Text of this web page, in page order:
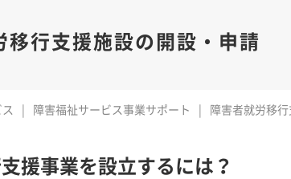
移行支援施設の開設・申請
障害福祉サービス事業サポート 障害者就労移
援事業を設立するには？